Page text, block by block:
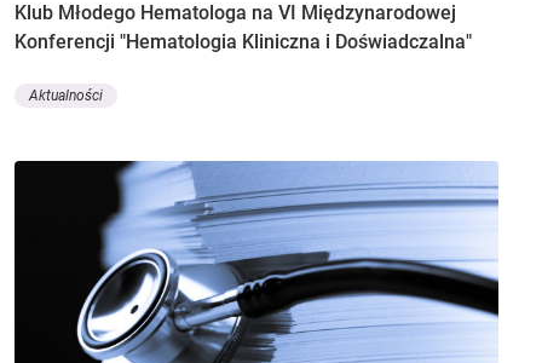
Klub Młodego Hematologa na VI Międzynarodowej
Konferencji "Hematologia Kliniczna i Doświadczalna"
Aktualności